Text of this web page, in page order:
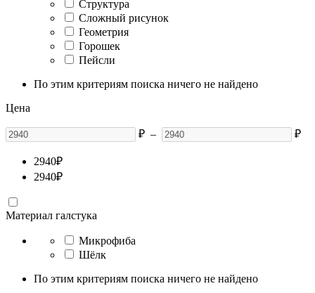
Структура
Сложный рисунок
Геометрия
Горошек
Пейсли
По этим критериям поиска ничего не найдено
Цена
₽ – ₽
2940₽
2940₽
Материал галстука
Микрофиба
Шёлк
По этим критериям поиска ничего не найдено